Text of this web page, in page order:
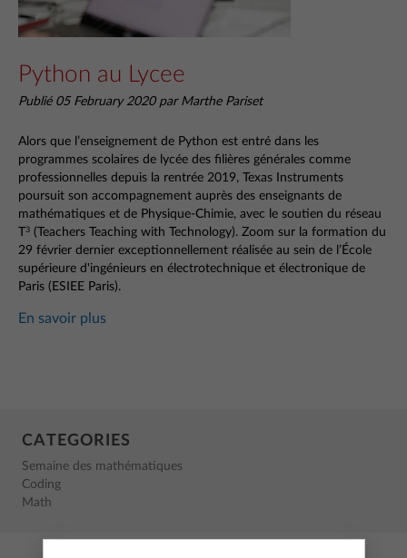
Python au Lycee
Publié 05 February 2020 par Marthe Pariset
Alors que l’enseignement de Python est entré dans les
programmes scolaires de lycée des filières générales comme
professionnelles depuis la rentrée 2019, Texas Instruments
poursuit son accompagnement auprès des enseignants de
mathématiques et de Physique-Chimie, avec le soutien du réseau
T3 (Teachers Teaching with Technology). Zoom sur la formation du
29 février dernier exceptionnellement réalisée au sein de l’École
supérieure d'ingénieurs en électrotechnique et électronique de
Paris (ESIEE Paris).
En savoir plus
CATEGORIES
Semaine des mathématiques
Coding
Math